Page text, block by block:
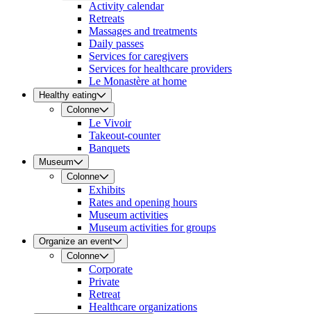
Activity calendar
Retreats
Massages and treatments
Daily passes
Services for caregivers
Services for healthcare providers
Le Monastère at home
Healthy eating
Colonne
Le Vivoir
Takeout-counter
Banquets
Museum
Colonne
Exhibits
Rates and opening hours
Museum activities
Museum activities for groups
Organize an event
Colonne
Corporate
Private
Retreat
Healthcare organizations